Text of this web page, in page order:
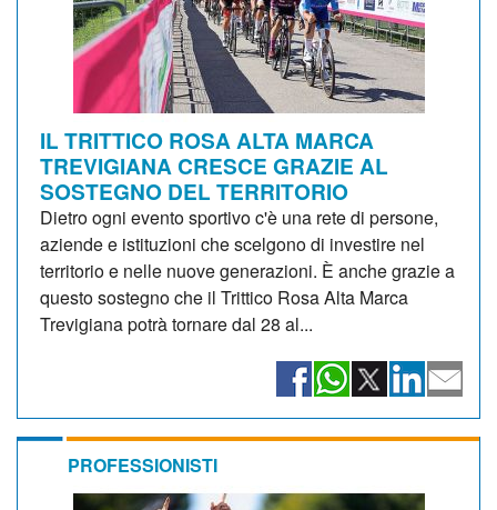
IL TRITTICO ROSA ALTA MARCA
TREVIGIANA CRESCE GRAZIE AL
SOSTEGNO DEL TERRITORIO
Dietro ogni evento sportivo c'è una rete di persone,
aziende e istituzioni che scelgono di investire nel
territorio e nelle nuove generazioni. È anche grazie a
questo sostegno che il Trittico Rosa Alta Marca
Trevigiana potrà tornare dal 28 al...
PROFESSIONISTI